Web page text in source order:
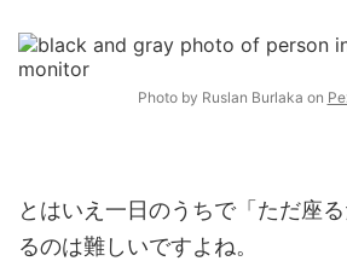
Photo by Ruslan Burlaka on
とはいえ一日のうちで「ただ座
るのは難しいですよね。